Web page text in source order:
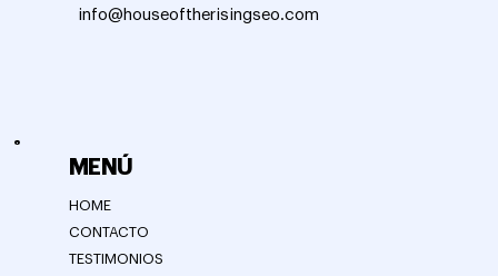
MENÚ
HOME
CONTACTO
TESTIMONIOS
info@houseoftherisingseo.com